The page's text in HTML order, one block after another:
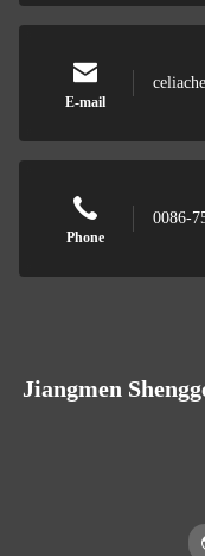
E-mail
Phone
0086-
Jiangmen